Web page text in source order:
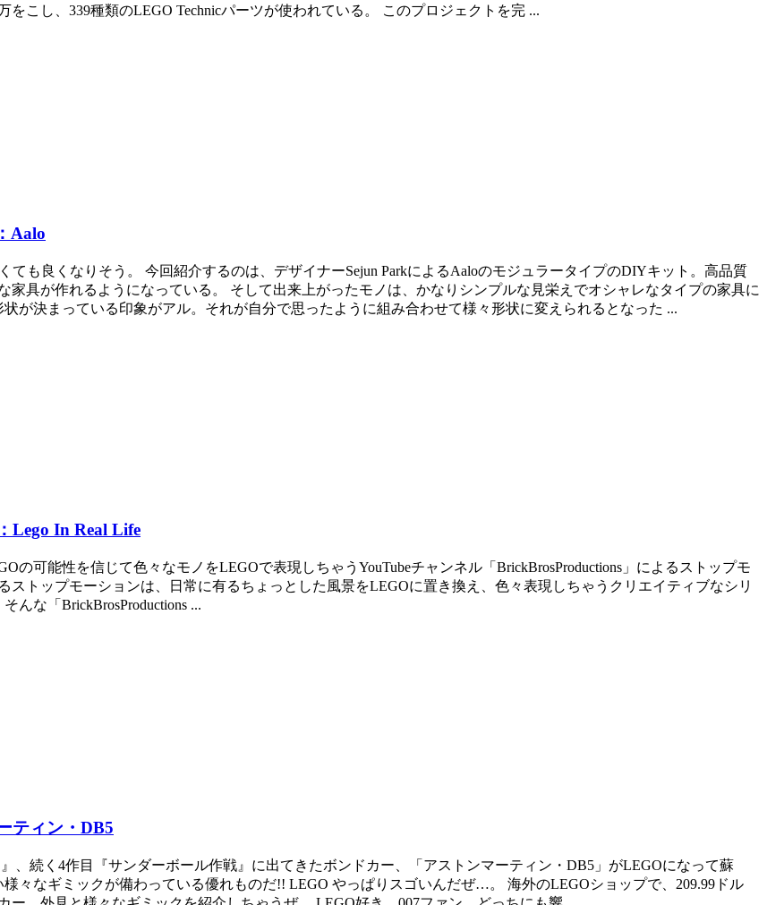
こし、339種類のLEGO Technicパーツが使われている。 このプロジェクトを完 ...
Aalo
も良くなりそう。 今回紹介するのは、デザイナーSejun ParkによるAaloのモジュラータイプのDIYキット。高品質
具が作れるようになっている。 そして出来上がったモノは、かなりシンプルな見栄えでオシャレなタイプの家具に
が決まっている印象がアル。それが自分で思ったように組み合わせて様々形状に変えられるとなった ...
Lego In Real Life
可能性を信じて色々なモノをLEGOで表現しちゃうYouTubeチャンネル「BrickBrosProductions」によるストップモ
ストップモーションは、日常に有るちょっとした風景をLEGOに置き換え、色々表現しちゃうクリエイティブなシリ
んな「BrickBrosProductions ...
ティン・DB5
続く4作目『サンダーボール作戦』に出てきたボンドカー、「アストンマーティン・DB5」がLEGOになって蘇
々なギミックが備わっている優れものだ!! LEGO やっぱりスゴいんだぜ…。 海外のLEGOショップで、209.99ドル